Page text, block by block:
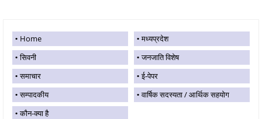
Home
मध्यप्रदेश
सिवनी
जनजाति विशेष
समाचार
ई-पेपर
सम्पादकीय
वार्षिक सदस्यता / आर्थिक सहयोग
कौन-क्या है